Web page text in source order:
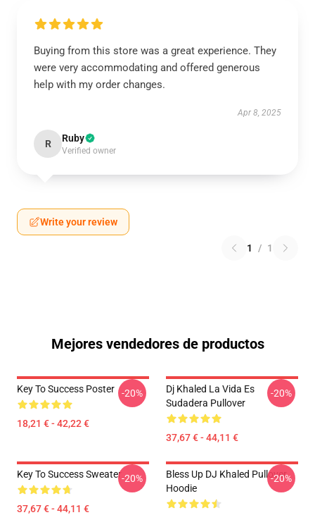
Buying from this store was a great experience. They
were very accommodating and offered generous
help with my order changes.
Apr 8, 2025
R Ruby
Verified owner
Write your review
1 / 1
Mejores vendedores de productos
Key To Success Poster
18,21 € - 42,22 €
-20%
Dj Khaled La Vida Es
Sudadera Pullover
37,67 € - 44,11 €
-20%
Key To Success Sweater
37,67 € - 44,11 €
-20%
Bless Up DJ Khaled Pullover
Hoodie
-20%